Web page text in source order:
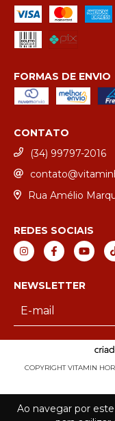
Ao navegar por
FORMAS DE ENVIO
CONTATO
(34) 99797-2016
Rua Amélio
REDES SOCIAIS
NEWSLETTER
COPYRIGHT VITAMIN